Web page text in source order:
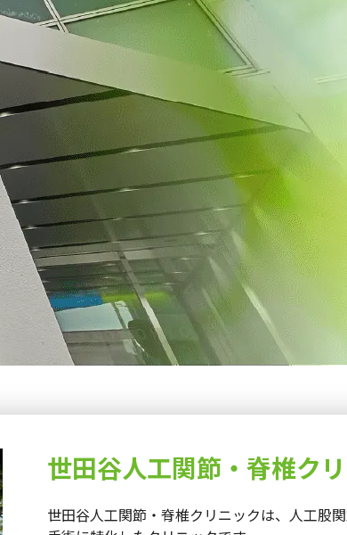
世田谷人工関節・脊椎ク
世田谷人工関節・脊椎クリニックは、人工股